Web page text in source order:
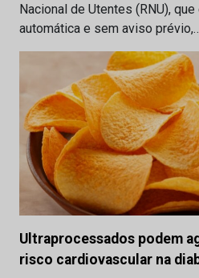
Nacional de Utentes (RNU),
automática e sem aviso
Ultraprocessados podem
risco cardiovascular na